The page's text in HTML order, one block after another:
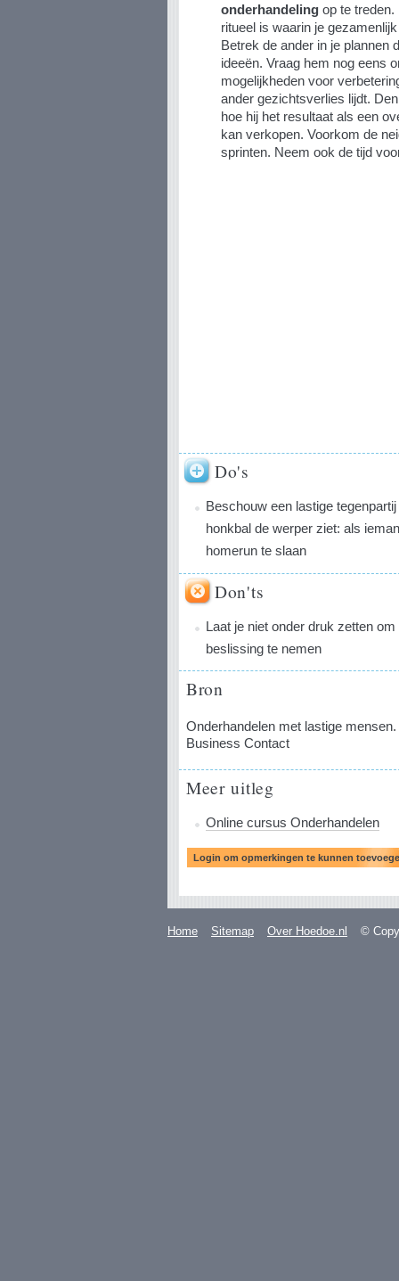
onderhandelingop te treden.
ritueel is waarin je
Betrek de ander in je plannen
ideeën. Vraag hem nog eens
mogelijkheden voor
ander gezichtsverlies lijdt.
hoe hij het resultaat als een
kan verkopen. Voorkom de
sprinten. Neem ook de tijd
Do's
Beschouw een lastige
honkbal de werper ziet: als
homerun te slaan
Don'ts
Laat je niet onder druk zetten
beslissing te nemen
Bron
Onderhandelen met lastige
Business Contact
Meer uitleg
Online cursus Onderhandelen
Home Sitemap Over Hoedoe.nl ©